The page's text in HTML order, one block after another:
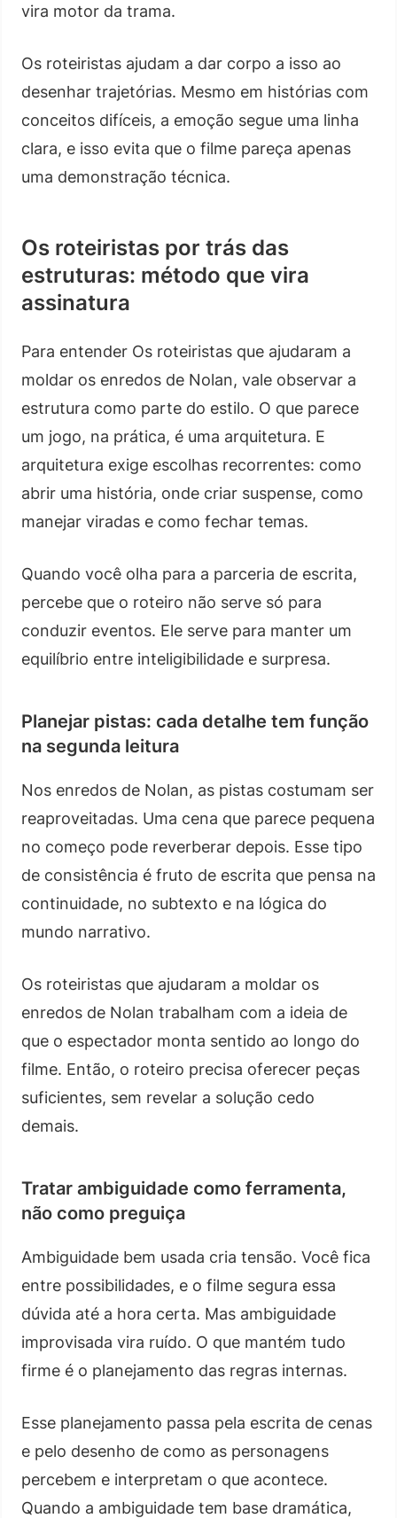
vira motor da trama.
Os roteiristas ajudam a dar corpo a isso ao
desenhar trajetórias. Mesmo em histórias com
conceitos difíceis, a emoção segue uma linha
clara, e isso evita que o filme pareça apenas
uma demonstração técnica.
Os roteiristas por trás das
estruturas: método que vira
assinatura
Para entender Os roteiristas que ajudaram a
moldar os enredos de Nolan, vale observar a
estrutura como parte do estilo. O que parece
um jogo, na prática, é uma arquitetura. E
arquitetura exige escolhas recorrentes: como
abrir uma história, onde criar suspense, como
manejar viradas e como fechar temas.
Quando você olha para a parceria de escrita,
percebe que o roteiro não serve só para
conduzir eventos. Ele serve para manter um
equilíbrio entre inteligibilidade e surpresa.
Planejar pistas: cada detalhe tem função
na segunda leitura
Nos enredos de Nolan, as pistas costumam ser
reaproveitadas. Uma cena que parece pequena
no começo pode reverberar depois. Esse tipo
de consistência é fruto de escrita que pensa na
continuidade, no subtexto e na lógica do
mundo narrativo.
Os roteiristas que ajudaram a moldar os
enredos de Nolan trabalham com a ideia de
que o espectador monta sentido ao longo do
filme. Então, o roteiro precisa oferecer peças
suficientes, sem revelar a solução cedo
demais.
Tratar ambiguidade como ferramenta,
não como preguiça
Ambiguidade bem usada cria tensão. Você fica
entre possibilidades, e o filme segura essa
dúvida até a hora certa. Mas ambiguidade
improvisada vira ruído. O que mantém tudo
firme é o planejamento das regras internas.
Esse planejamento passa pela escrita de cenas
e pelo desenho de como as personagens
percebem e interpretam o que acontece.
Quando a ambiguidade tem base dramática,